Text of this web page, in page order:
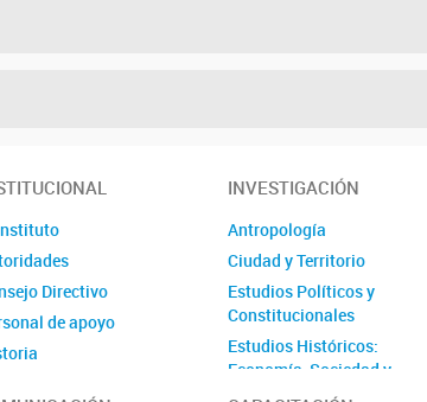
Directivo
de apoyo
INVESTIGACIÓN
Antropología
Ciudad y Territorio
Estudios Políticos y
Constitucionales
Estudios Históricos:
Economía, Sociedad y